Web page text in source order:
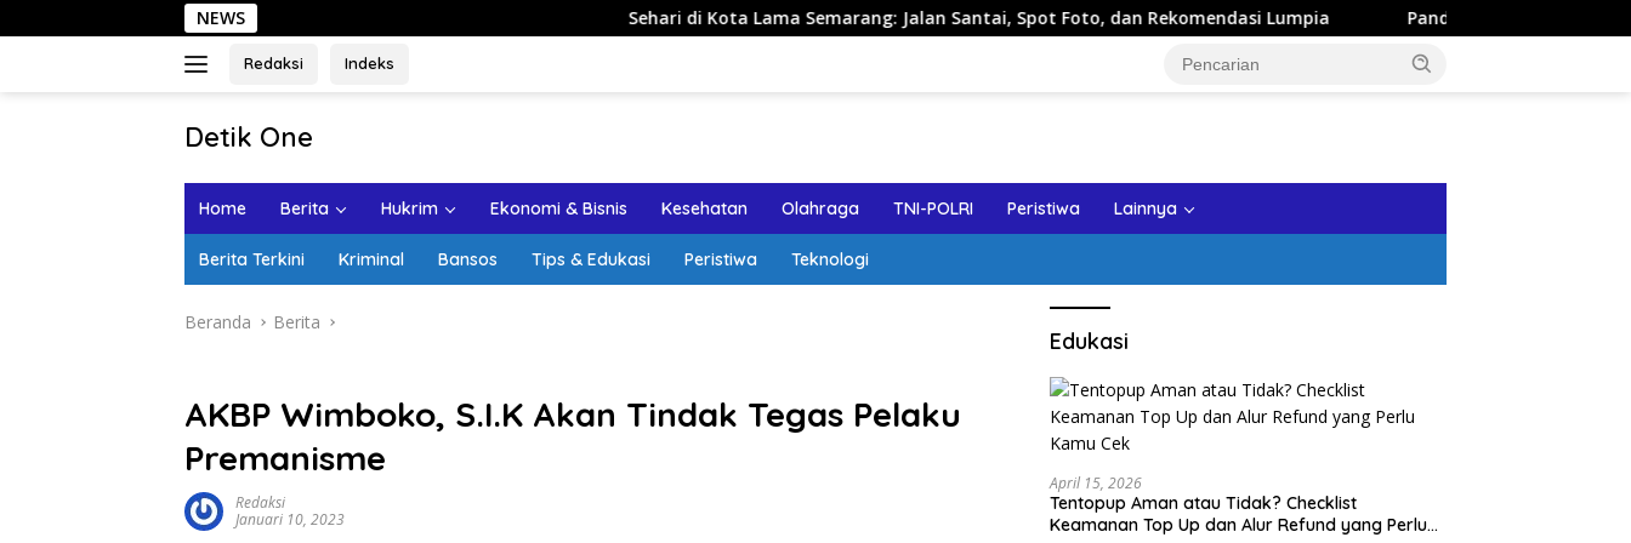
ke
NEWS Sehari di Kota Lama Semarang: Jalan Santai, Spot Foto, dan Rekomendasi Lumpia Panduan Wisata Keluarga ke Kota
Redaksi Indeks
Detik One
Ungkap
Home Berita Hukrim Ekonomi & Bisnis Kesehatan Olahraga TNI-POLRI Peristiwa Lainnya
Berita Terkini Kriminal Bansos Tips & Edukasi Peristiwa Teknologi
Beranda Berita
AKBP Wimboko, S.I.K Akan Tindak Tegas Pelaku
Premanisme
Redaksi
Januari 10, 2023
Edukasi
April 15, 2026
Tentopup Aman atau Tidak? Checklist
Keamanan Top Up dan Alur Refund yang Perlu